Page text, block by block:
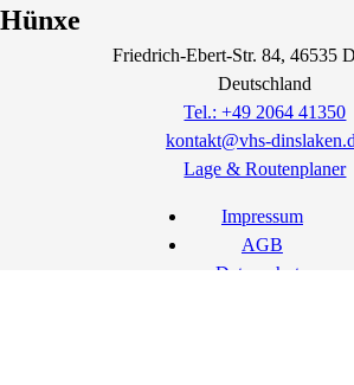
Hünxe
Friedrich-Ebert-Str. 84, 46535
Deutschland
Tel.: +49 2064 41350
kontakt@vhs-
Lage & Routenplaner
Impressum
AGB
Datenschutz